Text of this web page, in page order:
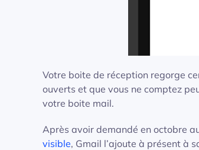
Votre boite de réception regorge
ouverts et que vous ne comptez
votre boite mail.
Après avoir demandé en octobre
visible, Gmail l’ajoute à présent à